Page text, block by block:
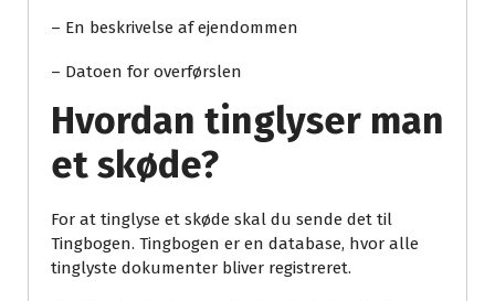
– En beskrivelse af ejendommen
– Datoen for overførslen
Hvordan tinglyser man
et skøde?
For at tinglyse et skøde skal du sende det til
Tingbogen. Tingbogen er en database, hvor alle
tinglyste dokumenter bliver registreret.